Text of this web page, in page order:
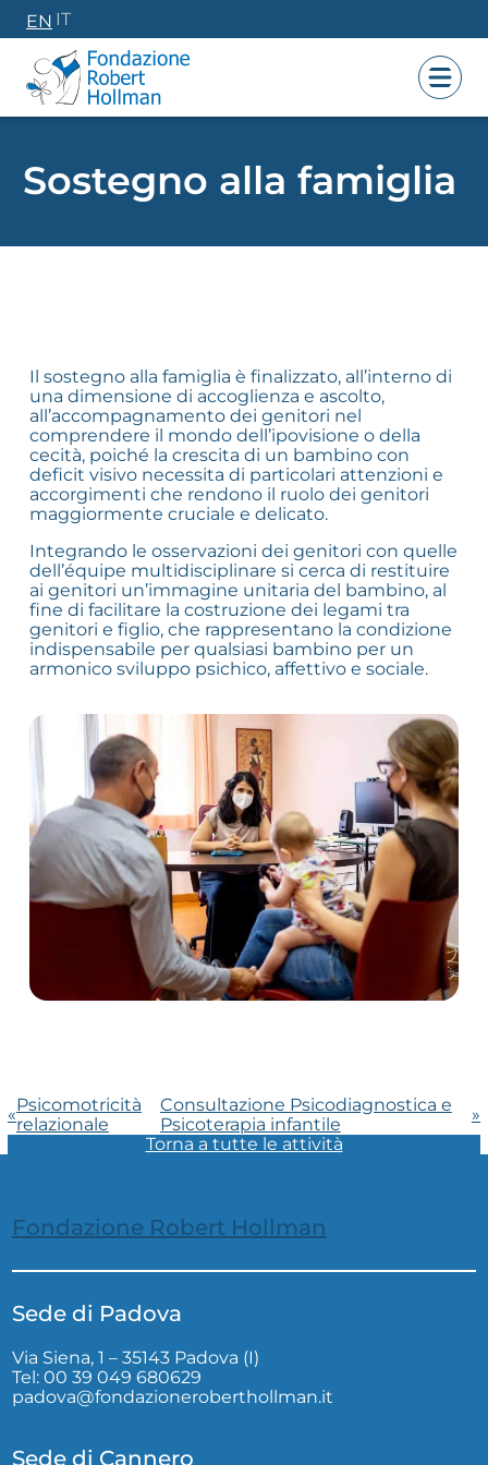
contenuto
EN IT
Sostegno alla famiglia
Il sostegno alla famiglia è finalizzato, all’interno di
una dimensione di accoglienza e ascolto,
all’accompagnamento dei genitori nel
comprendere il mondo dell’ipovisione o della
cecità, poiché la crescita di un bambino con
deficit visivo necessita di particolari attenzioni e
accorgimenti che rendono il ruolo dei genitori
maggiormente cruciale e delicato.
Integrando le osservazioni dei genitori con quelle
dell’équipe multidisciplinare si cerca di restituire
ai genitori un’immagine unitaria del bambino, al
fine di facilitare la costruzione dei legami tra
genitori e figlio, che rappresentano la condizione
indispensabile per qualsiasi bambino per un
armonico sviluppo psichico, affettivo e sociale.
«Psicomotricità
relazionale
Consultazione Psicodiagnostica e
Psicoterapia infantile
»
Torna a tutte le attività
Fondazione Robert Hollman
Sede di Padova
Via Siena, 1 – 35143 Padova (I)
Tel: 00 39 049 680629
padova@fondazioneroberthollman.it
Sede di Cannero